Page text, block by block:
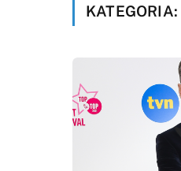
KATEGORIA: